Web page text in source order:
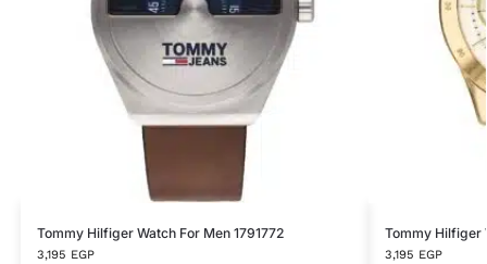
Tommy Hilfiger Watch For Men 1791772
3,195 EGP
Tommy Hilfiger
3,195 EGP